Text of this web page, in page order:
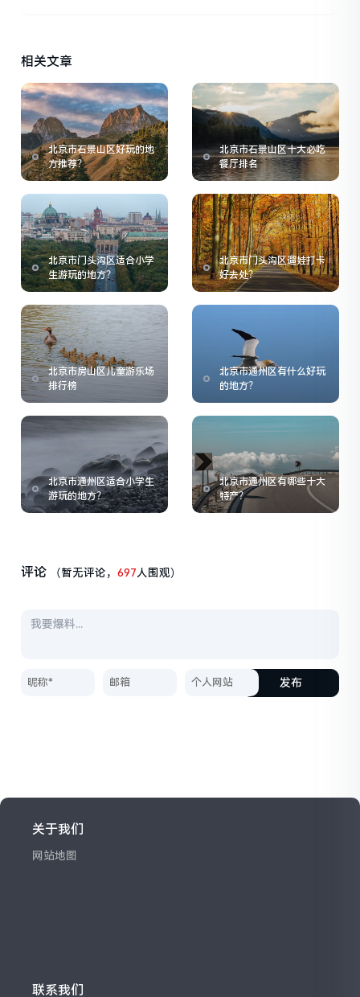
相关文章
北京市石景山区好玩的地
方推荐？
北京市石景山区十大必吃
餐厅排名
北京市门头沟区适合小学
生游玩的地方？
北京市门头沟区遛娃打卡
好去处？
北京市房山区儿童游乐场
排行榜
北京市通州区有什么好玩
的地方？
北京市通州区适合小学生
游玩的地方？
北京市通州区有哪些十大
特产？
评论 （暂无评论，697人围观）
发布
关于我们
网站地图
联系我们